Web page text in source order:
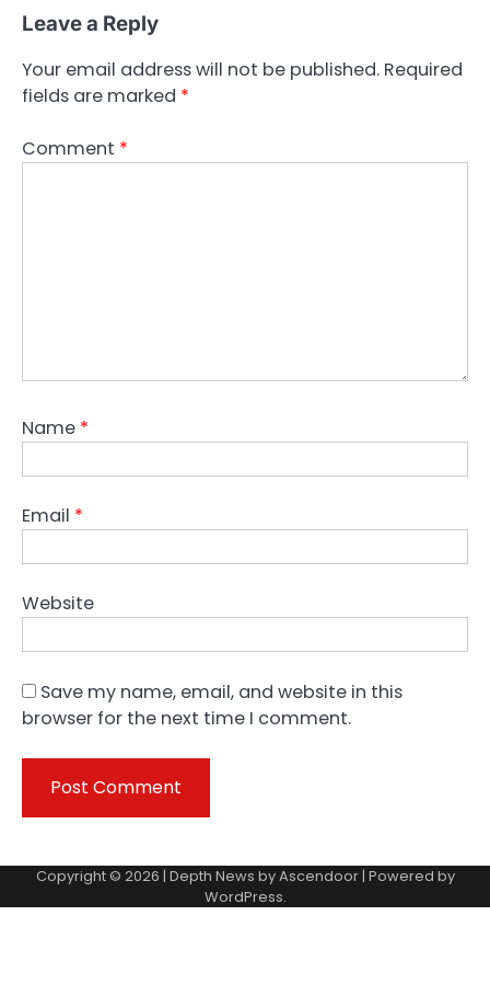
Leave a Reply
Your email address will not be published. Required
fields are marked *
Comment *
Name *
Email *
Website
Save my name, email, and website in this
browser for the next time I comment.
Copyright © 2026 | Depth News byAscendoor| Powered by
WordPress.